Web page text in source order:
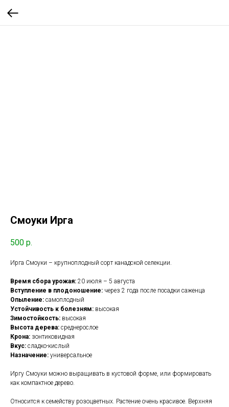
Смоуки Ирга
500 р.
Ирга Смоуки – крупноплодный сорт канадской селекции.
Время сбора урожая: 20 июля – 5 августа
Вступление в плодоношение: через 2 года после посадки саженца
Опыление: самоплодный
Устойчивость к болезням: высокая
Зимостойкость: высокая
Высота дерева: среднерослое
Крона: зонтиковидная
Вкус: сладко-кислый
Назначение: универсальное
Иргу Смоуки можно выращивать в кустовой форме, или формировать
как компактное дерево.
Относится к семейству розоцветных. Растение очень красивое. Верхняя